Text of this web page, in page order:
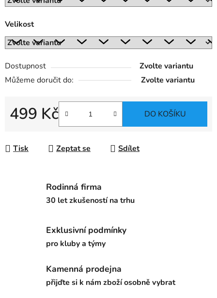
Velikost
Dostupnost
Zvolte variantu
Můžeme doručit do:
Zvolte variantu
499 Kč DO KOŠÍKU
Tisk Zeptat se Sdílet
Rodinná firma
30 let zkušeností na trhu
Exklusivní podmínky
pro kluby a týmy
Kamenná prodejna
přijďte si k nám zboží osobně vybrat